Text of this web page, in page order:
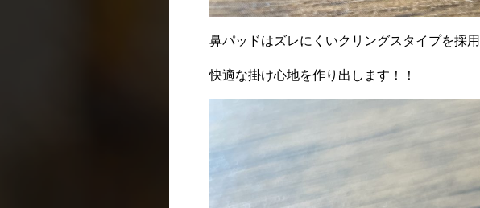
鼻パッドはズレにくいクリングスタイプを採用
快適な掛け心地を作り出します！！